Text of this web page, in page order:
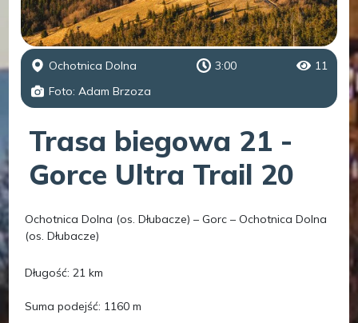
Ochotnica Dolna 3:00
11
Foto: Adam Brzoza
Trasa biegowa 21 -
Gorce Ultra Trail 20
Ochotnica Dolna (os. Dłubacze) – Gorc – Ochotnica Dolna
(os. Dłubacze)
Długość: 21 km
Suma podejść: 1160 m